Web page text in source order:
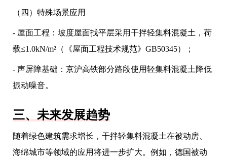
（四）特殊场景应用
- 屋面工程：坡度屋面找平层采用干拌轻集料混凝土，荷
载≤1.0kN/m²（《屋面工程技术规范》GB50345）；
- 声屏障基础：京沪高铁部分路段使用轻集料混凝土降低
振动噪音。
三、未来发展趋势
随着绿色建筑需求增长，干拌轻集料混凝土在被动房、
海绵城市等领域的应用将进一步扩大。例如，德国被动